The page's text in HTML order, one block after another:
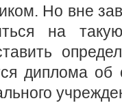
Но вне
на
диплома об